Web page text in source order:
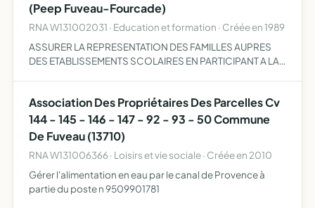
(Peep Fuveau-Fourcade)
RNA W131002031 · Education et formation · Créée en 1989
ASSURER LA REPRESENTATION DES FAMILLES AUPRES
DES ETABLISSEMENTS SCOLAIRES EN PARTICIPANT A LA
Association Des Propriétaires Des Parcelles Cv
144 - 145 - 146 - 147 - 92 - 93 - 50 Commune
De Fuveau (13710)
RNA W131006366 · Loisirs et vie sociale · Créée en 2010
Gérer l'alimentation en eau par le canal de Provence à
partie du poste n 9509901781